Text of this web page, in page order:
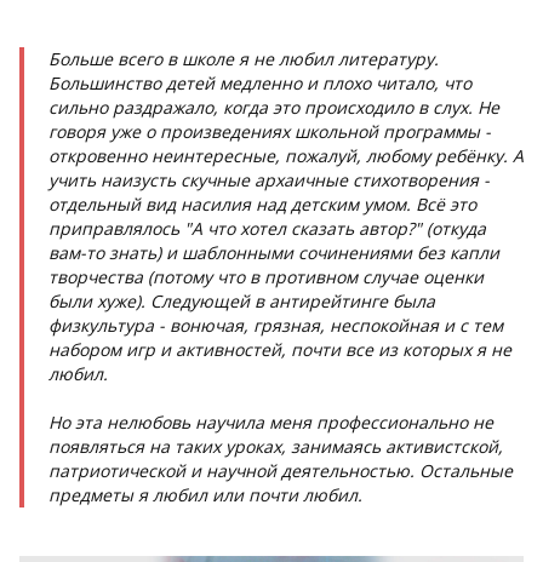
Больше всего в школе я не любил литературу.
Большинство детей медленно и плохо читало, что
сильно раздражало, когда это происходило в слух. Не
говоря уже о произведениях школьной программы -
откровенно неинтересные, пожалуй, любому ребёнку. А
учить наизусть скучные архаичные стихотворения -
отдельный вид насилия над детским умом. Всё это
приправлялось "А что хотел сказать автор?" (откуда
вам-то знать) и шаблонными сочинениями без капли
творчества (потому что в противном случае оценки
были хуже). Следующей в антирейтинге была
физкультура - вонючая, грязная, неспокойная и с тем
набором игр и активностей, почти все из которых я не
любил.
Но эта нелюбовь научила меня профессионально не
появляться на таких уроках, занимаясь активистской,
патриотической и научной деятельностью. Остальные
предметы я любил или почти любил.